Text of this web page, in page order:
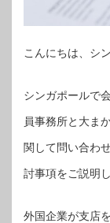
こんにちは、シ
シンガポールで
員事務所と大ま
関して問い合わ
討事項をご説明し
外国企業が支店